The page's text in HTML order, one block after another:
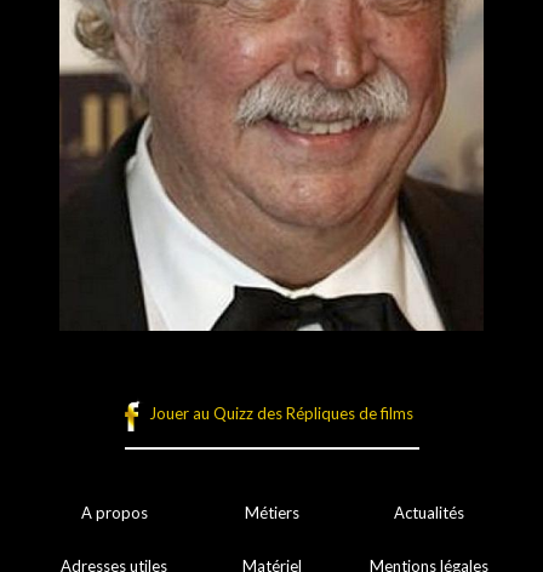
Jouer au Quizz des Répliques de films
A propos Métiers Actualités
Adresses utiles Matériel Mentions légales